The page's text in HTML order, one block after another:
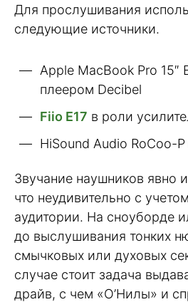
Для прослушивания
следующие источники.
Apple MacBook Pro 15″
плеером Decibel
Fiio E17 в роли
HiSound Audio RoCoo-
Звучание наушников явно
что неудивительно с
аудитории. На сноуборде
до выслушивания тонких
смычковых или духовых
случае стоит задача
драйв, с чем «О’Нилы» и